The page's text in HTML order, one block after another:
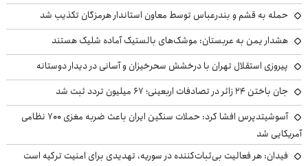
حمله به قشم و بندرعباس توسط معاون استاندار هرمزگان تکذیب شد
هشدار یمن به عربستان: موشک‌های بالستیک آماده شلیک هستند
پیروزی استقلال تهران با درخشش سحرخیزان و آسانی در دیدار دوستانه
جان باختن ۲۴ زائر در تصادفات اربعینی؛ ۶۷ میلیون تردد ثبت شد
آسوشیتدپرس افشا کرد: حملات سنگین ایران باعث ضربه مغزی ۷۰۰ نظامی
آمریکایی شد
فیدان: هر فعالیت بی‌ثبات‌کننده در سوریه، تهدیدی برای امنیت ترکیه است